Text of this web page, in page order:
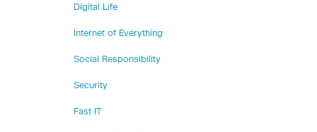
Digital Life
Internet of Everything
Social Responsibility
Security
Fast IT